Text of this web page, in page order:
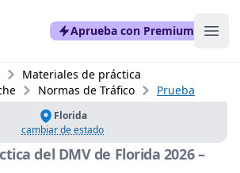
Aprueba con Premium
Materiales de práctica
Normas de Tráfico Prueba
Florida
cambiar de estado
del DMV de Florida 2026 –